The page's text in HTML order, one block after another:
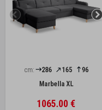
cm: 286 165
96
Marbella XL
1065.00 €